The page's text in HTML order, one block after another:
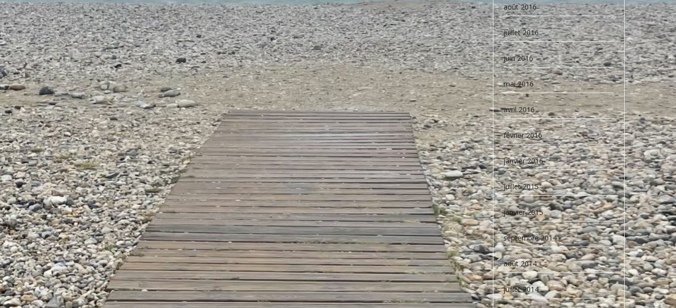
août 2016
juillet 2016
juin 2016
mai 2016
avril 2016
février 2016
janvier 2016
juillet 2015
janvier 2015
septembre 2014
août 2014
juillet 2014